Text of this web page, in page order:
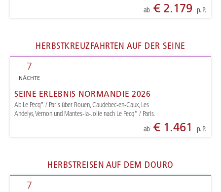
ab€ 2.179 p. P.
HERBSTKREUZFAHRTEN AUF DER SEINE
7
NÄCHTE
SEINE ERLEBNIS NORMANDIE 2026
Ab Le Pecq* / Paris über Rouen, Caudebec-en-Caux, Les
Andelys, Vernon und Mantes-la-Jolie nach Le Pecq* / Paris.
ab€ 1.461 p. P.
HERBSTREISEN AUF DEM DOURO
7